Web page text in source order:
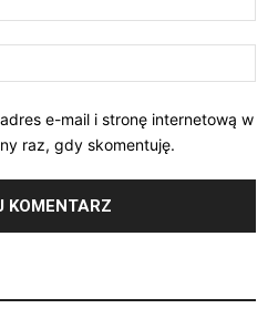
e-mail i stronę internetową w
raz, gdy skomentuję.